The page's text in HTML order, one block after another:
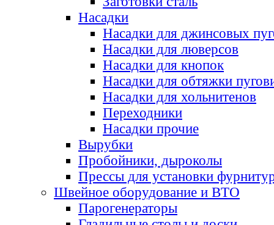
Насадки
Насадки для джинсовых
Насадки для люверсов
Насадки для кнопок
Насадки для обтяжки
Насадки для хольнитенов
Переходники
Насадки прочие
Вырубки
Пробойники, дыроколы
Прессы для установки
Швейное оборудование и ВТО
Парогенераторы